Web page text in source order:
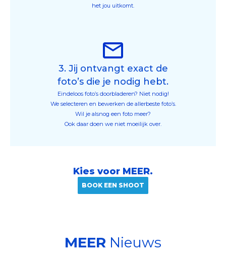
het jou uitkomt.
3. Jij ontvangt exact de
foto’s die je nodig hebt.
Eindeloos foto’s doorbladeren? Niet nodig!
We selecteren en bewerken de allerbeste foto’s.
Wil je alsnog een foto meer?
Ook daar doen we niet moeilijk over.
Kies voor MEER.
BOOK EEN SHOOT
MEER Nieuws